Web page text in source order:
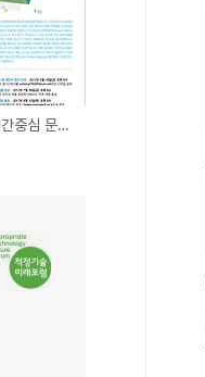
<제5회 청소년 인간중심 문제해결 경진대회>가 열립니다!